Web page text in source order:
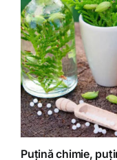
Puțină chimie,